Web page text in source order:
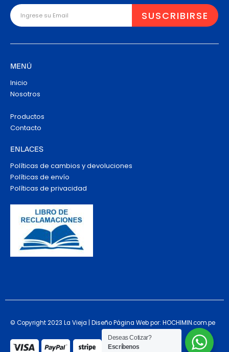
MENÚ
Inicio
Nosotros
Productos
Contacto
ENLACES
Políticas de cambios y devoluciones
Políticas de envío
Políticas de privacidad
© Copyright 2023 La Vieja | Diseño Página Web por: HOCHIMIN.com.pe
Deseas Cotizar?
Escríbenos